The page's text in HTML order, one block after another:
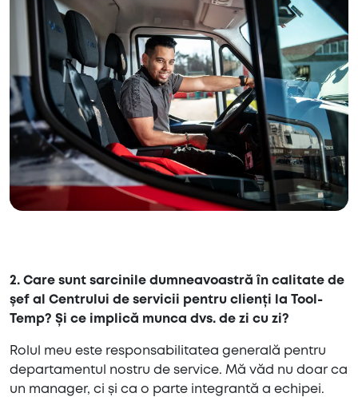
2. Care sunt sarcinile dumneavoastră în calitate de
șef al Centrului de servicii pentru clienți la Tool-
Temp? Și ce implică munca dvs. de zi cu zi?
Rolul meu este responsabilitatea generală pentru
departamentul nostru de service. Mă văd nu doar ca
un manager, ci și ca o parte integrantă a echipei.